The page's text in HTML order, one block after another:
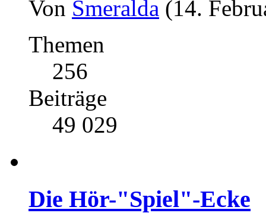
Von Smeralda (14.
Themen
256
Beiträge
49 029
Die Hör-"Spiel"-Ecke